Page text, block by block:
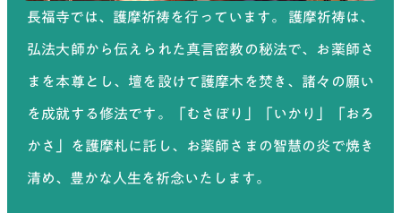
長福寺では、護摩祈祷を行っています。 護摩祈祷は、
弘法大師から伝えられた真言密教の秘法で、お薬師さ
まを本尊とし、壇を設けて護摩木を焚き、諸々の願い
を成就する修法です。「むさぼり」「いかり」「おろ
かさ」を護摩札に託し、お薬師さまの智慧の炎で焼き
清め、豊かな人生を祈念いたします。